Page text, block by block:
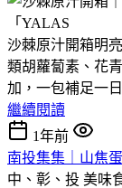
沙棘原汁開箱明
類胡蘿蔔素、花
加，一包補足一
繼續閱讀
1年前
南投集集｜山焦
中、彰、投 美味